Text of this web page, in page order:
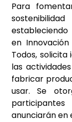
Para
estableciendo
en
Todos,
las
fabricar
usar. Se
anunciarán en